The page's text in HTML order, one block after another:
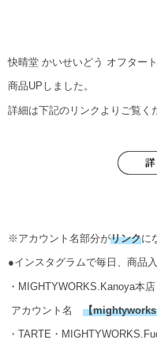
快晴堂 かいせいどう オフター
商品UPしました。
詳細は下記のリンクよりご覧く
※アカウント名部分がリンクに
●インスタグラムで毎日、商品
・MIGHTYWORKS.Kanoya本
アカウント名 【mightyworks
・TARTE・